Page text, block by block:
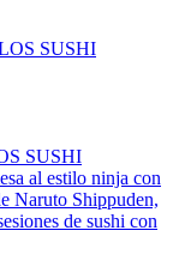
SUSHI
al estilo ninja con
Naruto Shippuden,
de sushi con